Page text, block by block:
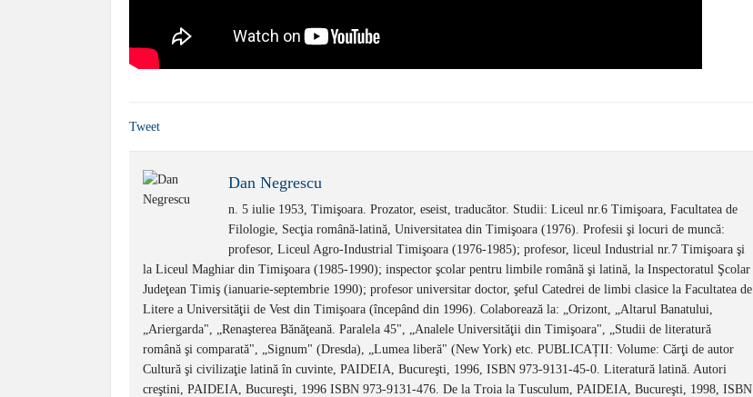
Tweet
Dan Negrescu
n. 5 iulie 1953, Timişoara. Prozator, eseist, traducător. Studii: Liceul nr.6 Timişoara, Facultatea de
Filologie, Secţia română-latină, Universitatea din Timişoara (1976). Profesii şi locuri de muncă:
profesor, Liceul Agro-Industrial Timişoara (1976-1985); profesor, liceul Industrial nr.7 Timişoara şi
la Liceul Maghiar din Timişoara (1985-1990); inspector şcolar pentru limbile română şi latină, la Inspectoratul Şcolar
Judeţean Timiş (ianuarie-septembrie 1990); profesor universitar doctor, şeful Catedrei de limbi clasice la Facultatea de
Litere a Universităţii de Vest din Timişoara (începând din 1996). Colaborează la: „Orizont, „Altarul Banatului,
„Ariergarda", „Renaşterea Bănăţeană. Paralela 45", „Analele Universităţii din Timişoara", „Studii de literatură
română şi comparată", „Signum" (Dresda), „Lumea liberă" (New York) etc. PUBLICAȚII: Volume: Cărţi de autor
Cultură şi civilizaţie latină în cuvinte, PAIDEIA, Bucureşti, 1996, ISBN 973-9131-45-0. Literatură latină. Autori
creştini, PAIDEIA, Bucureşti, 1996 ISBN 973-9131-476. De la Troia la Tusculum, PAIDEIA, Bucureşti, 1998, ISBN